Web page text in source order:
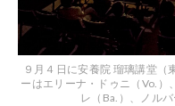
９月４日に安養院 瑠璃講堂
ーはエリーナ・ドゥニ（Vo.）
レ（Ba.）、ノル